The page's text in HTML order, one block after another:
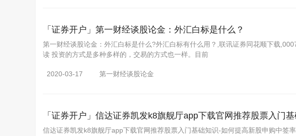
「证券开户」 第一财经谈股论金：外汇白标是什么？
第一财经谈股论金：外汇白标是什么?外汇白标有什么用？,联讯证券同花顺下载
读 投资的方式是多种多样的，交易的方式也一样。目前
2020-03-17 第一财经谈股论金
「证券开户」 信达证券凯发k8旗舰厅app下载官网推荐股票入门
信达证券凯发k8旗舰厅app下载官网推荐股票入门基础知识-如何提高新股申购中签